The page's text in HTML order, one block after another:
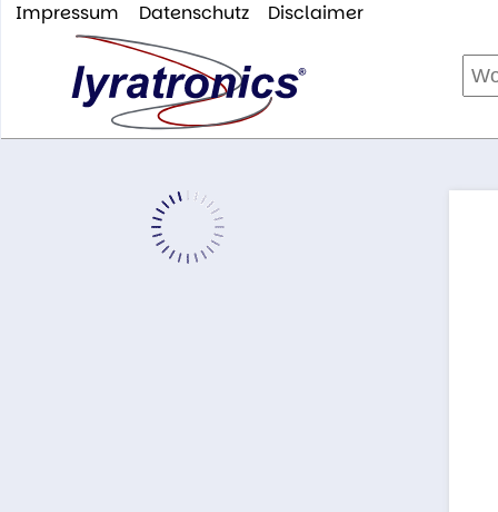
Impressum Datenschutz Disclaimer